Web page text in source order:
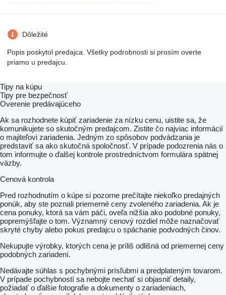
Dôležité
Popis poskytol predajca. Všetky podrobnosti si prosím overte
priamo u predajcu.
Tipy na kúpu
Tipy pre bezpečnosť
Overenie predávajúceho
Ak sa rozhodnete kúpiť zariadenie za nízku cenu, uistite sa, že
komunikujete so skutočným predajcom. Zistite čo najviac informácií
o majiteľovi zariadenia. Jedným zo spôsobov podvádzania je
predstaviť sa ako skutočná spoločnosť. V prípade podozrenia nás o
tom informujte o ďalšej kontrole prostredníctvom formulára spätnej
väzby.
Cenová kontrola
Pred rozhodnutím o kúpe si pozorne prečítajte niekoľko predajných
ponúk, aby ste poznali priemerné ceny zvoleného zariadenia. Ak je
cena ponuky, ktorá sa vám páči, oveľa nižšia ako podobné ponuky,
popremýšľajte o tom. Významný cenový rozdiel môže naznačovať
skryté chyby alebo pokus predajcu o spáchanie podvodných činov.
Nekupujte výrobky, ktorých cena je príliš odlišná od priemernej ceny
podobných zariadení.
Nedávajte súhlas s pochybnými prísľubmi a predplateným tovarom.
V prípade pochybností sa nebojte nechať si objasniť detaily,
požiadať o ďalšie fotografie a dokumenty o zariadeniach,